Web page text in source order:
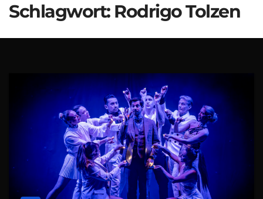
Schlagwort: Rodrigo Tolzen